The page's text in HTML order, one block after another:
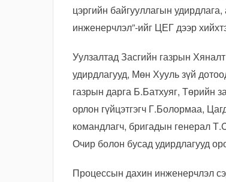
цэргийн байгууллагын
инженерчлэл”-ийг ЦЕГ дээр
Уулзалтад Засгийн газрын
удирдлагууд, Мөн Хууль зүй
газрын дарга Б.Батхуяг, Төрийн
орлон гүйцэтгэгч Г.Болормаа,
командлагч, бригадын генерал
Очир болон бусад удирдлагууд
Процессын дахин инженерчлэл